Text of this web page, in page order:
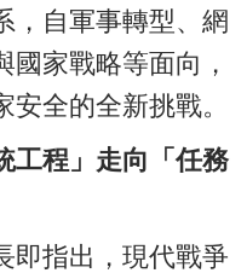
，自軍事轉型、網
家戰略等面向，
全的全新挑戰。
工程」走向「任務
即指出，現代戰爭